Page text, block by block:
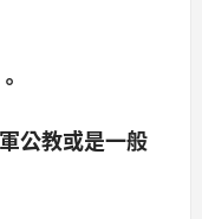
公教或是一般